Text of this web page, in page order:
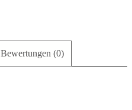
Bewertungen (0)